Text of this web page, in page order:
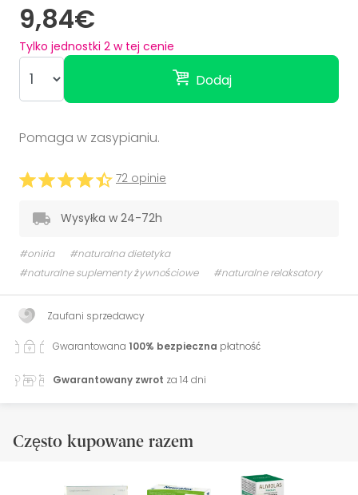
9,84€
Tylko jednostki 2 w tej cenie
Dodaj
Pomaga w zasypianiu.
72 opinie
Wysyłka w 24-72h
#oniria
#naturalna dietetyka
#naturalne suplementy żywnościowe
#naturalne relaksatory
Zaufani sprzedawcy
Gwarantowana 100% bezpieczna płatność
Gwarantowany zwrot za 14 dni
Często kupowane razem